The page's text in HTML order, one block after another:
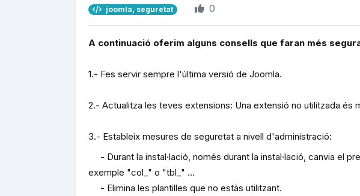
joomla, seguretat 0
A continuació oferim alguns consells que faran més
1.- Fes servir sempre l'última versió de Joomla.
2.- Actualitza les teves extensions: Una extensió no utilitzada és
3.- Estableix mesures de seguretat a nivell d'administració:
- Durant la instal·lació, només durant la instal·lació, canvia el
exemple "col_" o "tbl_" ...
- Elimina les plantilles que no estàs utilitzant.